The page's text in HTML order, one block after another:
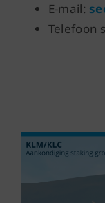
E-mail:
Telefoon